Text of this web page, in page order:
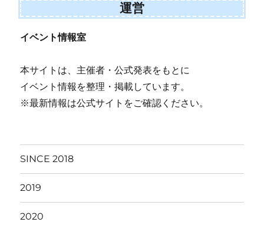
運営
イベント情報室
本サイトは、主催者・公式発表をもとに
イベント情報を整理・掲載しています。
※最新情報は公式サイトをご確認ください。
SINCE 2018
2019
2020